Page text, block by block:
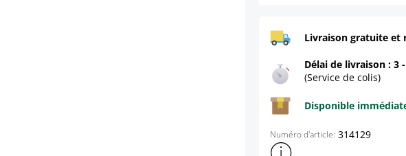
Livraison gratuite et
Délai de livraison : 3
(Service de colis)
Disponible
Numéro d'article: 314129
Afficher plus d'informations